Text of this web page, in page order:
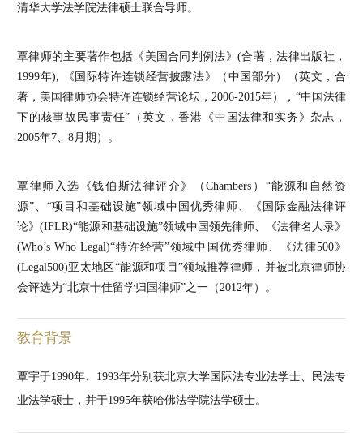
清华大学法学院法律硕士联合导师。
覃律师的主要著作包括《美国合同判例法》(合著，法律出版社，
1999年), 《国际特许连锁经营披露法》（中国部分）（英文，合
著，美国律师协会特许连锁经营论坛，2006-2015年），“中国法律
下的核事故民事责任”（英文，香港《中国法律和实务》杂志，
2005年7、8月期）。
覃律师入选《钱伯斯法律评介》（Chambers）“能源和自然资
源”、“项目和基础设施”领域中国优秀律师、《国际金融法律评
论》(IFLR)“能源和基础设施”领域中国领先律师、《法律名人录》
(Who’s Who Legal)“特许经营”领域中国优秀律师、《法律500》
(Legal500)亚太地区“能源和项目”领域推荐律师，并被北京律师协
会评选为“北京十佳留学归国律师”之一（2012年）。
教育背景
覃宇于1990年、1993年分别获北京大学国际法专业法学士、民法专
业法学硕士，并于1995年获哈佛法学院法学硕士。